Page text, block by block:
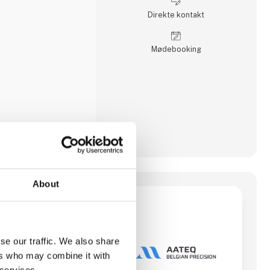
About
our traffic. We also share
who may combine it with
Direkte kontakt
Møde­booking
lokal virksomhed,
leverandør af
præcision til